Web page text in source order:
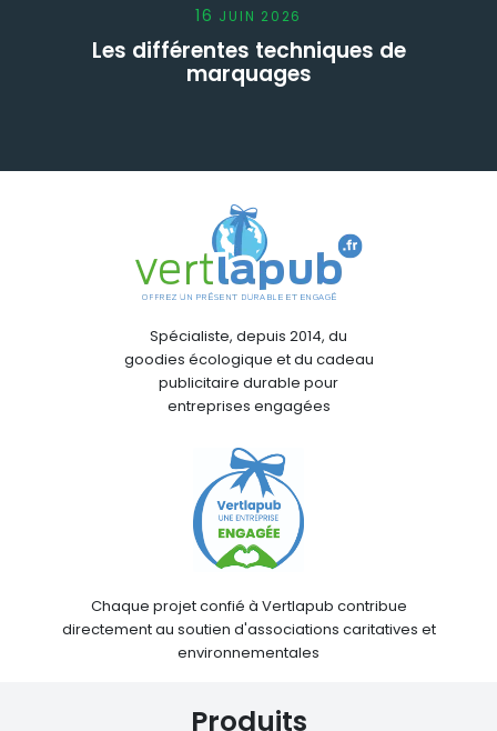
16 JUIN 2026
Les différentes techniques de
marquages
Spécialiste, depuis 2014, du
goodies écologique et du cadeau
publicitaire durable pour
entreprises engagées
Chaque projet confié à Vertlapub contribue
directement au soutien d'associations caritatives et
environnementales
Produits